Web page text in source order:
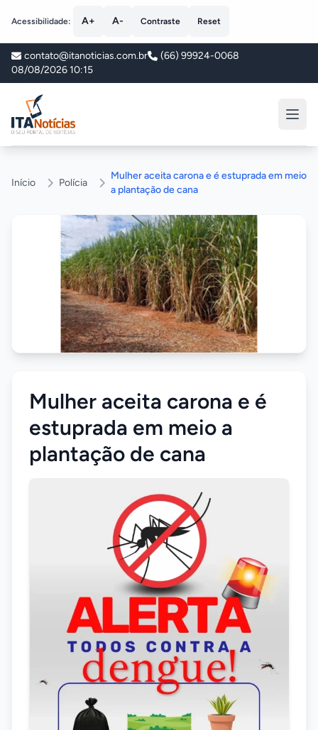
Acessibilidade: A+ A- Contraste Reset
contato@itanoticias.com.br
(66) 99924-0068
08/08/2026 10:15
ITA Notícias
Início Polícia
Mulher aceita carona e é estuprada em meio
a plantação de cana
Mulher aceita carona e é
estuprada em meio a
plantação de cana